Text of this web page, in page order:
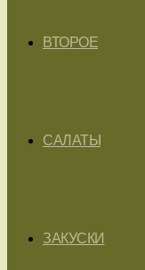
ВТОРОЕ
САЛАТЫ
ЗАКУСКИ